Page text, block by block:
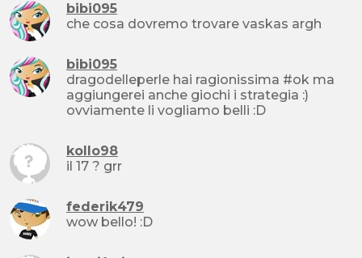
bibi095
che cosa dovremo trovare vaskas argh
bibi095
dragodelleperle hai ragionissima #ok ma
aggiungerei anche giochi i strategia :)
ovviamente li vogliamo belli :D
kollo98
il 17 ? grr
federik479
wow bello! :D